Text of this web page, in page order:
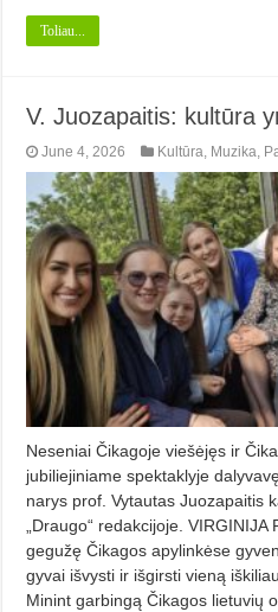
Toliau...
V. Juozapaitis: kultūra
June 4, 2026 Kultūra, Muzika,
Neseniai Čikagoje viešėjęs ir
jubiliejiniame spektaklyje
narys prof. Vytautas Juozapaitis
„Draugo“ redakcijoje.
gegužę Čikagos apylinkėse
gyvai išvysti ir išgirsti vieną
Minint garbingą Čikagos lietuvių